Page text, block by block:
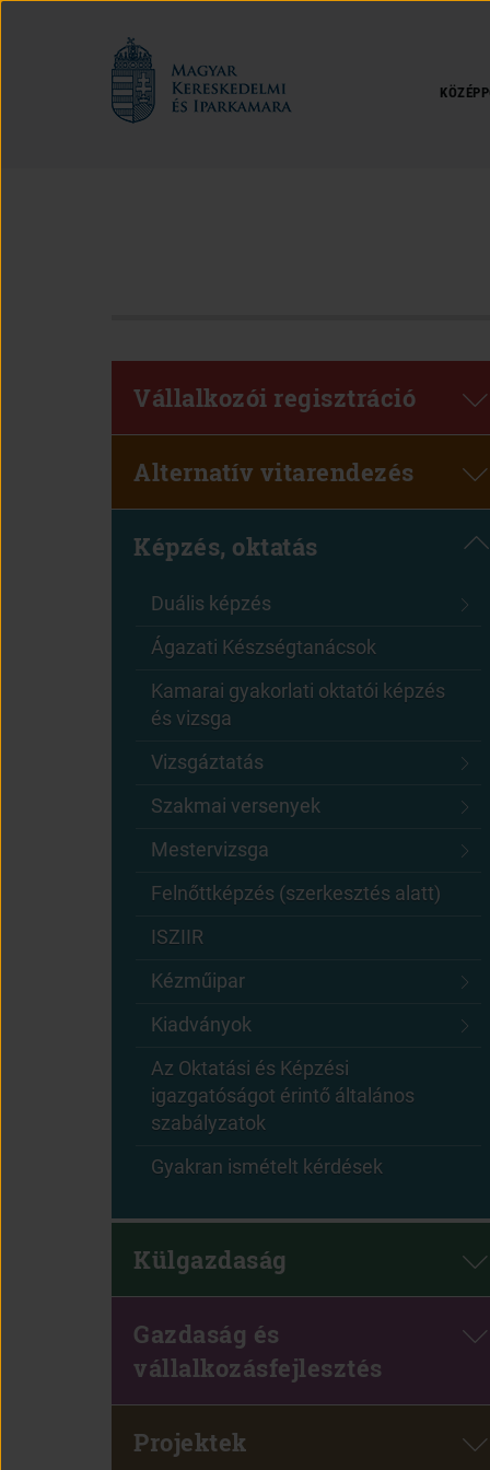
Magyar
Kereskedelmi
és
Iparkamara
Vállalkozói regisztráció
Alternatív vitarendezés
Képzés, oktatás
Duális képzés
Ágazati Készségtanácsok
Kamarai gyakorlati oktatói képzés
és vizsga
Vizsgáztatás
Szakmai versenyek
Mestervizsga
Felnőttképzés (szerkesztés alatt)
ISZIIR
Kézműipar
Kiadványok
Az Oktatási és Képzési
igazgatóságot érintő általános
szabályzatok
Gyakran ismételt kérdések
Külgazdaság
Gazdaság és
vállalkozásfejlesztés
Projektek